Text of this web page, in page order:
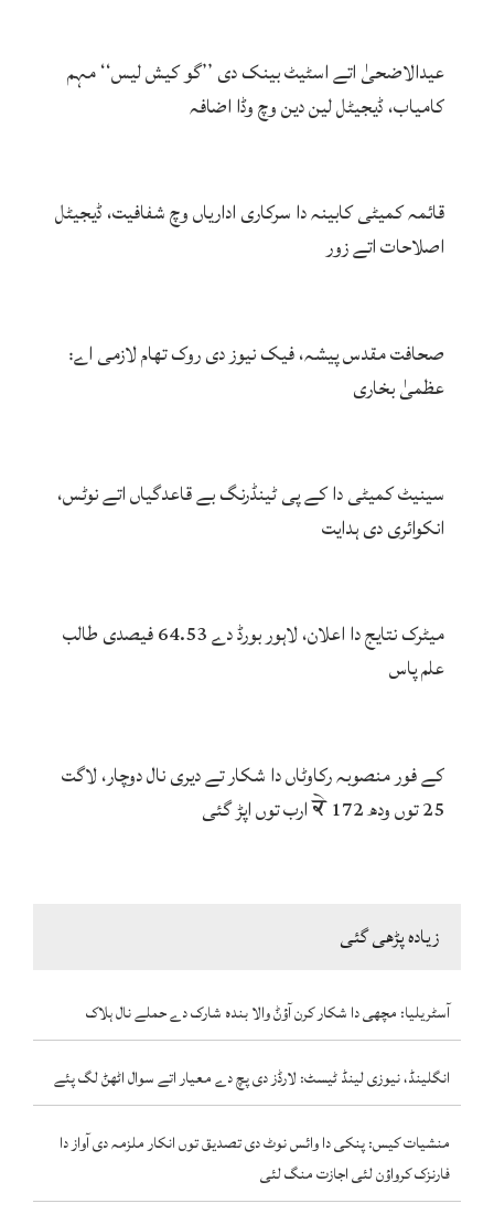
عیدالاضحیٰ اتے اسٹیٹ بینک دی ’’گو کیش لیس‘‘ مہم
کامیاب، ڈیجیٹل لین دین وچ وڈا اضافہ
قائمہ کمیٹی کابینہ دا سرکاری اداریاں وچ شفافیت، ڈیجیٹل
اصلاحات اتے زور
صحافت مقدس پیشہ، فیک نیوز دی روک تھام لازمی اے:
عظمیٰ بخاری
سینیٹ کمیٹی دا کے پی ٹینڈرنگ بے قاعدگیاں اتے نوٹس،
انکوائری دی ہدایت
میٹرک نتایج دا اعلان، لاہور بورڈ دے 64.53 فیصدی طالب
علم پاس
کے فور منصوبہ رکاوٹاں دا شکار تے دیری نال دوچار، لاگت
25 توں ودھ ਕੇ 172 ارب توں اپڑ گئی
زیادہ پڑھی گئی
آسٹریلیا: مچھی دا شکار کرن آؤݨ والا بندہ شارک دے حملے نال ہلاک
انگلینڈ، نیوزی لینڈ ٹیسٹ: لارڈز دی پچ دے معیار اتے سوال اٹھݨ لگ پئے
منشیات کیس: پنکی دا وائس نوٹ دی تصدیق توں انکار ملزمہ دی آواز دا
فارنزک کرواؤن لئی اجازت منگ لئی